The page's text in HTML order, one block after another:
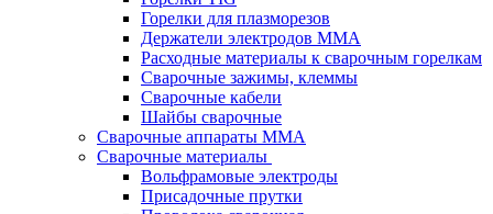
Горелки для плазморезов
Держатели электродов ММА
Расходные материалы к сварочным горелкам
Сварочные зажимы, клеммы
Сварочные кабели
Шайбы сварочные
Сварочные аппараты MMA
Сварочные материалы
Вольфрамовые электроды
Присадочные прутки